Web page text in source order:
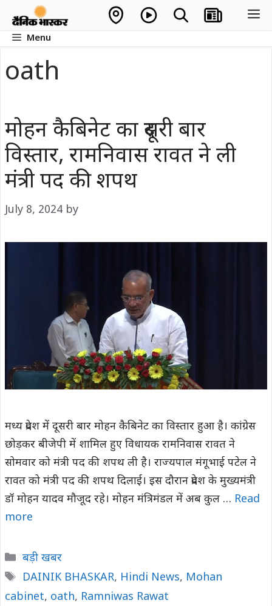
contentMenu
oath
मोहन कैबिनेट का दूसरी बार
विस्तार, रामनिवास रावत ने ली
मंत्री पद की शपथ
July 8, 2024 by
मध्य प्रदेश में दूसरी बार मोहन कैबिनेट का विस्तार हुआ है। कांग्रेस
छोड़कर बीजेपी में शामिल हुए विधायक रामनिवास रावत ने
सोमवार को मंत्री पद की शपथ ली है। राज्यपाल मंगूभाई पटेल ने
रावत को मंत्री पद की शपथ दिलाई। इस दौरान प्रदेश के मुख्यमंत्री
डॉ मोहन यादव मौजूद रहे। मोहन मंत्रिमंडल में अब कुल … Read
more
Categories
बड़ी खबर
Tags
DAINIK BHASKAR, Hindi News, Mohan
cabinet, oath, Ramniwas Rawat